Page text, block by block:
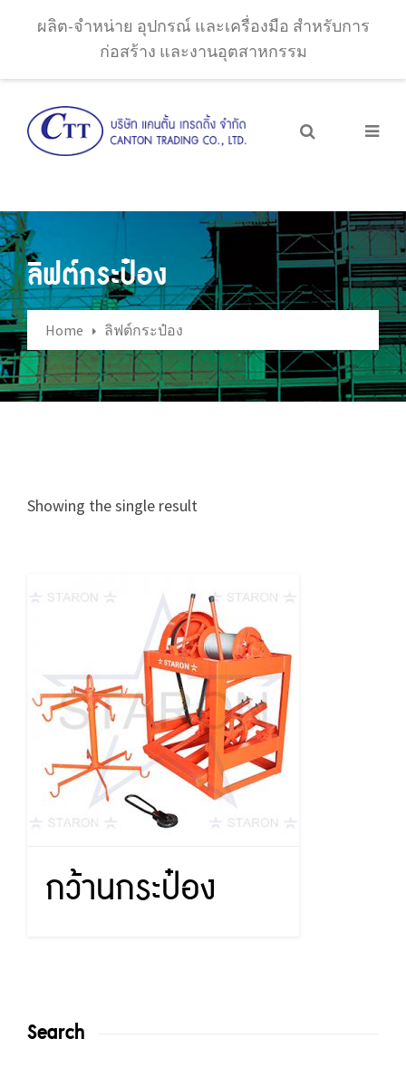
ผลิต-จำหน่าย อุปกรณ์ และเครื่องมือ สำหรับการ
ก่อสร้าง และงานอุตสาหกรรม
ลิฟต์กระป๋อง
Home ลิฟต์กระป๋อง
Showing the single result
กว้านกระป๋อง
Search